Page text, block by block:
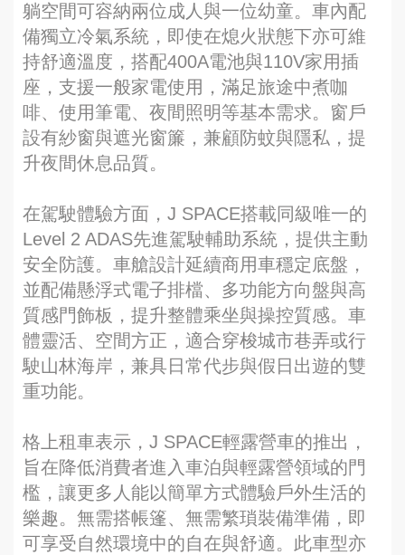
躺空間可容納兩位成人與一位幼童。車內配
備獨立冷氣系統，即使在熄火狀態下亦可維
持舒適溫度，搭配400A電池與110V家用插
座，支援一般家電使用，滿足旅途中煮咖
啡、使用筆電、夜間照明等基本需求。窗戶
設有紗窗與遮光窗簾，兼顧防蚊與隱私，提
升夜間休息品質。
在駕駛體驗方面，J SPACE搭載同級唯一的
Level 2 ADAS先進駕駛輔助系統，提供主動
安全防護。車艙設計延續商用車穩定底盤，
並配備懸浮式電子排檔、多功能方向盤與高
質感門飾板，提升整體乘坐與操控質感。車
體靈活、空間方正，適合穿梭城市巷弄或行
駛山林海岸，兼具日常代步與假日出遊的雙
重功能。
格上租車表示，J SPACE輕露營車的推出，
旨在降低消費者進入車泊與輕露營領域的門
檻，讓更多人能以簡單方式體驗戶外生活的
樂趣。無需搭帳篷、無需繁瑣裝備準備，即
可享受自然環境中的自在與舒適。此車型亦